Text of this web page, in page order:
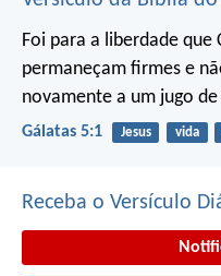
Foi para a liberdade
permaneçam firmes e
novamente a um jugo
Gálatas 5:1 Jesus vida
Receba o Versículo